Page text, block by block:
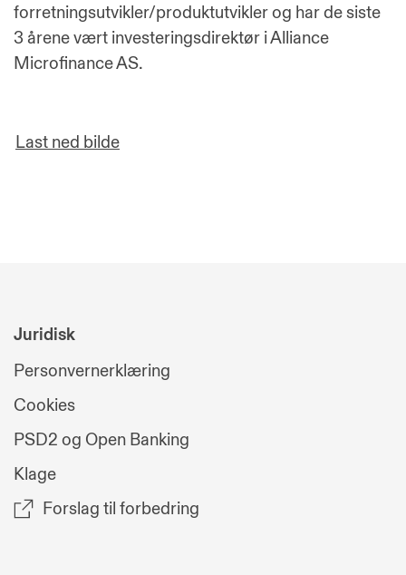
forretningsutvikler/produktutvikler og har de siste
3 årene vært investeringsdirektør i Alliance
Microfinance AS.
Last ned bilde
Juridisk
Personvernerklæring
Cookies
PSD2 og Open Banking
Klage
Forslag til forbedring